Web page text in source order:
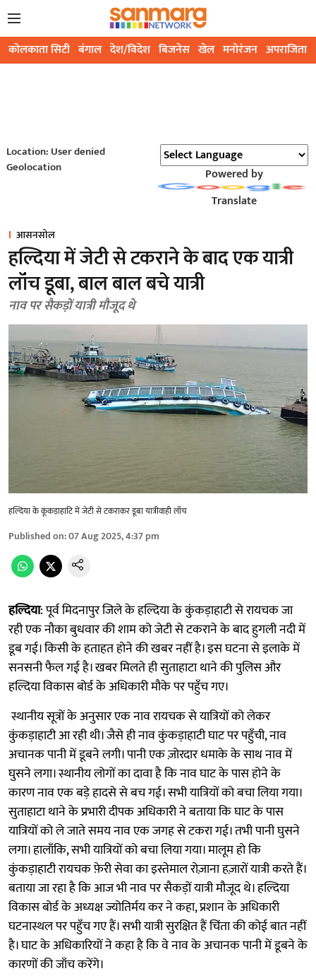
कोलकाता सिटी बंगाल देश/विदेश बिजनेस खेल मनोरंजन अपराजिता
Location: User denied
Geolocation
Powered by
Translate
आसनसोल
हल्दिया में जेटी से टकराने के बाद एक यात्री
लॉंच डूबा, बाल बाल बचे यात्री
नाव पर सैकड़ों यात्री मौजूद थे
हल्दिया के कूंकड़ाहाटि में जेटी से टकराकर डूबा यात्रीवाही लॉंच
Published on:07 Aug 2025, 4:37 pm
हल्दिया: पूर्व मिदनापुर जिले के हल्दिया के ‎कुंकड़ाहाटी से रायचक जा
रही एक नौका बुधवार की शाम को जेटी से टकराने के बाद हुगली नदी में
डूब गई। किसी के हताहत होने की खबर नहीं है। इस घटना से इलाके में
सनसनी फैल गई है। खबर मिलते ही सुताहाटा थाने की पुलिस और
हल्दिया विकास बोर्ड के अधिकारी मौके पर पहुँच गए।
‎ स्थानीय सूत्रों के अनुसार एक नाव रायचक से यात्रियों को लेकर
कुंकड़ाहाटी आ रही थी। जैसे ही नाव कुंकड़ाहाटी घाट पर पहुँची, नाव
अचानक पानी में डूबने लगी। पानी एक ज़ोरदार धमाके के साथ नाव में
घुसने लगा। स्थानीय लोगों का दावा है कि नाव घाट के पास होने के
कारण नाव एक बड़े हादसे से बच गई। सभी यात्रियों को बचा लिया गया।
सुताहाटा थाने के प्रभारी दीपक अधिकारी ने बताया कि घाट के पास
यात्रियों को ले जाते समय नाव एक जगह से टकरा गई। तभी पानी घुसने
लगा। हालाँकि, सभी यात्रियों को बचा लिया गया। मालूम हो कि
कुंकड़ाहाटी रायचक फ़ेरी सेवा का इस्तेमाल रोज़ाना हज़ारों यात्री करते हैं।
बताया जा रहा है कि आज भी नाव पर सैकड़ों यात्री मौजूद थे। हल्दिया
विकास बोर्ड के अध्यक्ष ज्योतिर्मय कर ने कहा, प्रशान के अधिकारी
घटनास्थल पर पहुँच गए हैं। सभी यात्री सुरक्षित हैं चिंता की कोई बात नहीं
है। घाट के अधिकारियों ने कहा है कि वे नाव के अचानक पानी में डूबने के
कारणों की जाँच करेंगे।